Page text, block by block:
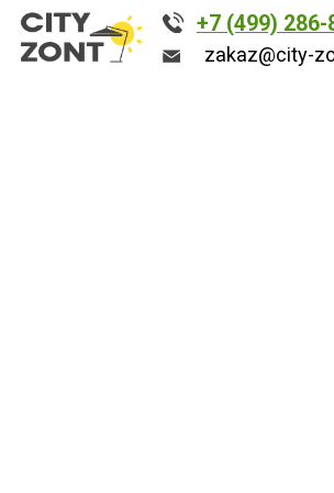
zakaz@city-zont.ru
+7 (499) 286-84-69
zakaz@city-zont.ru
+7 (499) 286-84-69